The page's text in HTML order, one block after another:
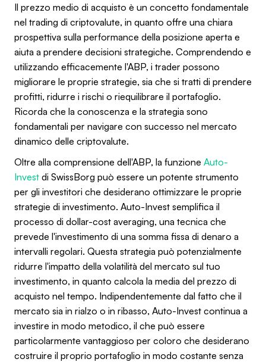
Il prezzo medio di acquisto è un concetto fondamentale
nel trading di criptovalute, in quanto offre una chiara
prospettiva sulla performance della posizione aperta e
aiuta a prendere decisioni strategiche. Comprendendo e
utilizzando efficacemente l'ABP, i trader possono
migliorare le proprie strategie, sia che si tratti di prendere
profitti, ridurre i rischi o riequilibrare il portafoglio.
Ricorda che la conoscenza e la strategia sono
fondamentali per navigare con successo nel mercato
dinamico delle criptovalute.
Oltre alla comprensione dell'ABP, la funzione Auto-
Invest di SwissBorg può essere un potente strumento
per gli investitori che desiderano ottimizzare le proprie
strategie di investimento. Auto-Invest semplifica il
processo di dollar-cost averaging, una tecnica che
prevede l'investimento di una somma fissa di denaro a
intervalli regolari. Questa strategia può potenzialmente
ridurre l'impatto della volatilità del mercato sul tuo
investimento, in quanto calcola la media del prezzo di
acquisto nel tempo. Indipendentemente dal fatto che il
mercato sia in rialzo o in ribasso, Auto-Invest continua a
investire in modo metodico, il che può essere
particolarmente vantaggioso per coloro che desiderano
costruire il proprio portafoglio in modo costante senza